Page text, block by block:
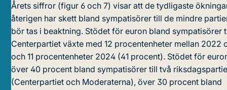
Årets siffror (figur 6 och 7) visar att de tydligaste
återigen har skett bland sympatisörer till de mindre
bör tas i beaktning. Stödet för euron bland sympatisörer
Centerpartiet växte med 12 procentenheter mellan 2022
och 11 procentenheter 2024 (41 procent). Stödet för
över 40 procent bland sympatisörer till två
(Centerpartiet och Moderaterna), över 30 procent bland